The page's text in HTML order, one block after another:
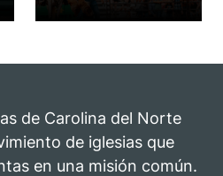
rodeo anual en
para el
ministerio
de Carolina del Norte
de iglesias que
en una misión común.